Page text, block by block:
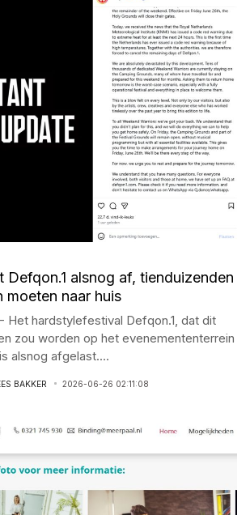
Defqon.1 alsnog af, tienduizenden
moeten naar huis
Het hardstylefestival Defqon.1, dat dit
zou worden op het evenemententerrein
alsnog afgelast....
BAKKER 2026-06-26 02:11:08